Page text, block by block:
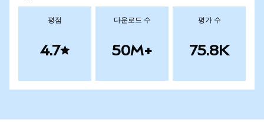
평점
4.7
다운로드 수
50M+
평가 수
75.8K